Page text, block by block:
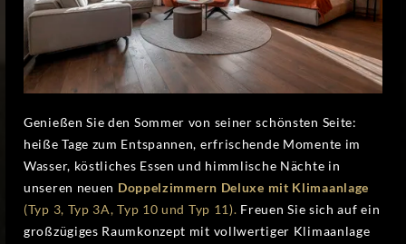
Genießen Sie den Sommer von seiner schönsten Seite:
heiße Tage zum Entspannen, erfrischende Momente im
Wasser, köstliches Essen und himmlische Nächte in
unseren neuen Doppelzimmern Deluxe mit Klimaanlage
(Typ 3, Typ 3A, Typ 10 und Typ 11). Freuen Sie sich auf ein
großzügiges Raumkonzept mit vollwertiger Klimaanlage